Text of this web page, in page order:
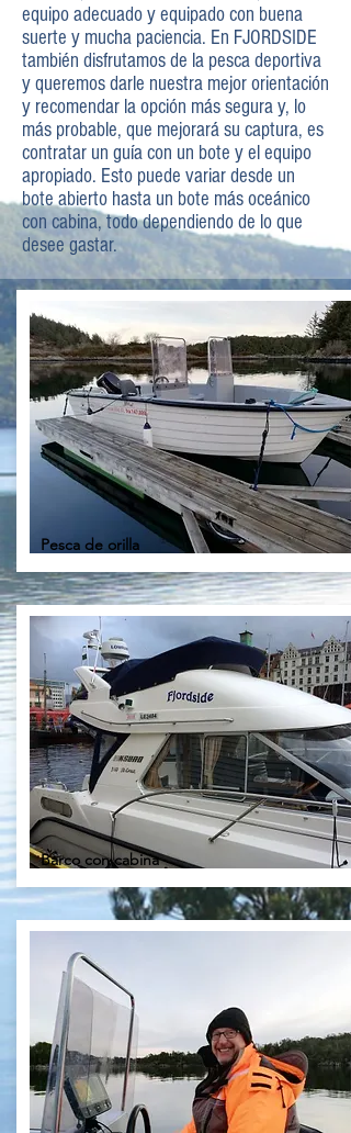
equipo adecuado y equipado con buena
suerte y mucha paciencia. En FJORDSIDE
también disfrutamos de la pesca deportiva
y queremos darle nuestra mejor orientación
y recomendar la opción más segura y, lo
más probable, que mejorará su captura, es
contratar un guía con un bote y el equipo
apropiado. Esto puede variar desde un
bote abierto hasta un bote más oceánico
con cabina, todo dependiendo de lo que
desee gastar.
Pesca de orilla
Barco con cabina